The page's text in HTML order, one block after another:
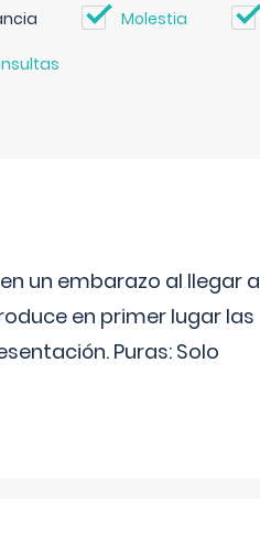
Molestia
un embarazo al llegar a
en primer lugar las
Puras: Solo